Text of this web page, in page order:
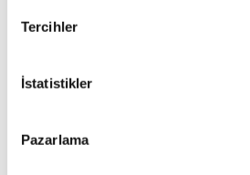
Tercihler
İstatistikler
Pazarlama